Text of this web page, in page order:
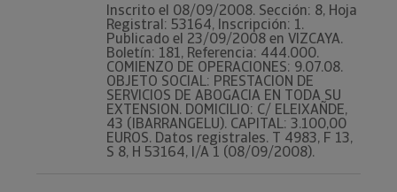
Inscrito el 08/09/2008. Sección: 8, Hoja
Registral: 53164, Inscripción: 1.
Publicado el 23/09/2008 en VIZCAYA.
Boletín: 181, Referencia: 444.000.
COMIENZO DE OPERACIONES: 9.07.08.
OBJETO SOCIAL: PRESTACION DE
SERVICIOS DE ABOGACIA EN TODA SU
EXTENSION. DOMICILIO: C/ ELEIXAÑDE,
43 (IBARRANGELU). CAPITAL: 3.100,00
EUROS. Datos registrales. T 4983, F 13,
S 8, H 53164, I/A 1 (08/09/2008).